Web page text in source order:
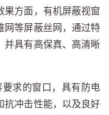
果方面，有机屏蔽视窗
网等屏蔽丝网，通过特
并具有高保真、高清晰
求的窗口，具有防电
抗冲击性能，以及良好